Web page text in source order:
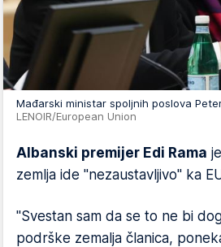
Mađarski ministar spoljnih poslova
LENOIR/European Union
Albanski premijer Edi Rama
zemlja ide "nezaustavljivo" ka
"Svestan sam da se to ne bi
podrške zemalja članica,